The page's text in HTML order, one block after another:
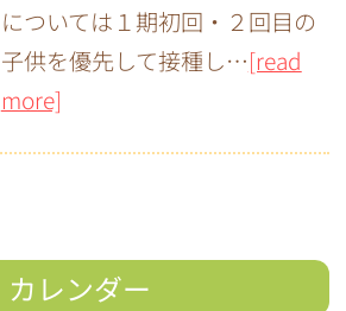
については１期初回・２回目の
子供を優先して接種し…[read
more]
カレンダー